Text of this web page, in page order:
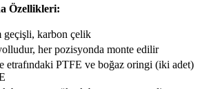
Özellikleri:
geçişli, karbon çelik
her pozisyonda monte edilir
etrafındaki PTFE ve boğaz oringi (iki adet)